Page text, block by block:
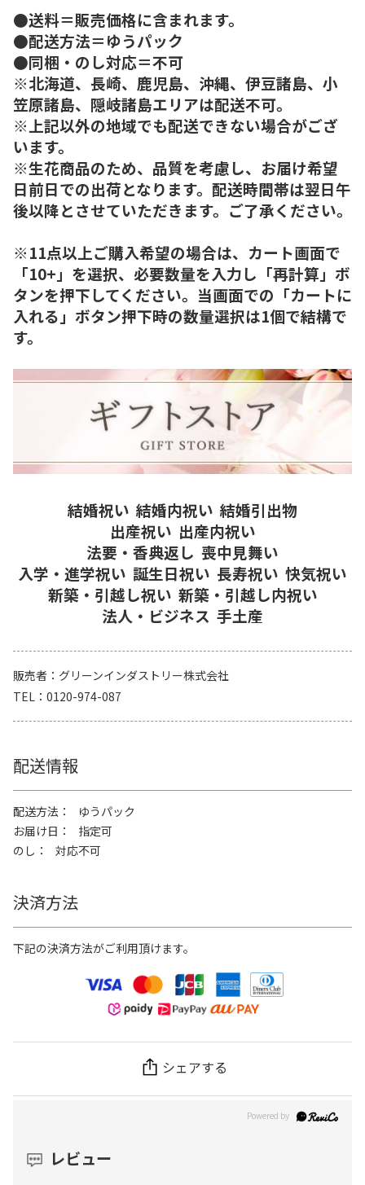
●送料＝販売価格に含まれます。
●配送方法＝ゆうパック
●同梱・のし対応＝不可
※北海道、長崎、鹿児島、沖縄、伊豆諸島、小
笠原諸島、隠岐諸島エリアは配送不可。
※上記以外の地域でも配送できない場合がござ
います。
※生花商品のため、品質を考慮し、お届け希望
日前日での出荷となります。配送時間帯は翌日午
後以降とさせていただきます。ご了承ください。
※11点以上ご購入希望の場合は、カート画面で
「10+」を選択、必要数量を入力し「再計算」ボ
タンを押下してください。当画面での「カートに
入れる」ボタン押下時の数量選択は1個で結構で
す。
結婚祝い 結婚内祝い 結婚引出物
出産祝い 出産内祝い
法要・香典返し 喪中見舞い
入学・進学祝い 誕生日祝い 長寿祝い 快気祝い
新築・引越し祝い 新築・引越し内祝い
法人・ビジネス 手土産
販売者
グリーンインダストリー株式会社
TEL
0120-974-087
配送情報
配送方法
ゆうパック
お届け日
指定可
のし
対応不可
決済方法
下記の決済方法がご利用頂けます。
シェアする
レビュー